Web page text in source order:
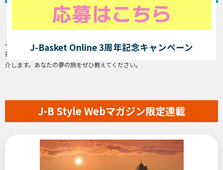
「わたしの夢の旅」参加者大募集！
J-Basket会員の皆様から、叶えてみたい「1泊2日夢の旅」企画を募集します。
採用された方の旅に編集部が同行・取材し、情報誌『J-B Style』の誌面でご紹
介します。あなたの夢の旅をぜひ教えてください。
J-B Style Webマガジン限定連載
J-Basket Online 3周年記念キャンペーン